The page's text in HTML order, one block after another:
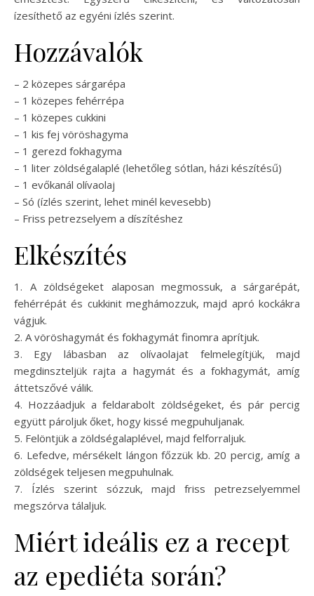
ízesíthető az egyéni ízlés szerint.
Hozzávalók
– 2 közepes sárgarépa
– 1 közepes fehérrépa
– 1 közepes cukkini
– 1 kis fej vöröshagyma
– 1 gerezd fokhagyma
– 1 liter zöldségalaplé (lehetőleg sótlan, házi készítésű)
– 1 evőkanál olívaolaj
– Só (ízlés szerint, lehet minél kevesebb)
– Friss petrezselyem a díszítéshez
Elkészítés
1. A zöldségeket alaposan megmossuk, a sárgarépát,
fehérrépát és cukkinit meghámozzuk, majd apró kockákra
vágjuk.
2. A vöröshagymát és fokhagymát finomra aprítjuk.
3. Egy lábasban az olívaolajat felmelegítjük, majd
megdinszteljük rajta a hagymát és a fokhagymát, amíg
áttetszővé válik.
4. Hozzáadjuk a feldarabolt zöldségeket, és pár percig
együtt pároljuk őket, hogy kissé megpuhuljanak.
5. Felöntjük a zöldségalaplével, majd felforraljuk.
6. Lefedve, mérsékelt lángon főzzük kb. 20 percig, amíg a
zöldségek teljesen megpuhulnak.
7. Ízlés szerint sózzuk, majd friss petrezselyemmel
megszórva tálaljuk.
Miért ideális ez a recept
az epediéta során?